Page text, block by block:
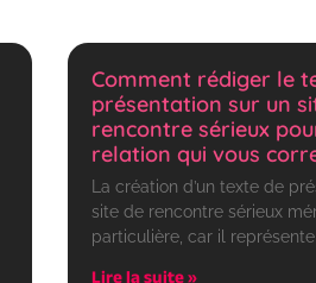
Comment rédiger le
présentation sur un
rencontre sérieux
relation qui vous
La création d’un texte de
site de rencontre sérieux
particulière, car il